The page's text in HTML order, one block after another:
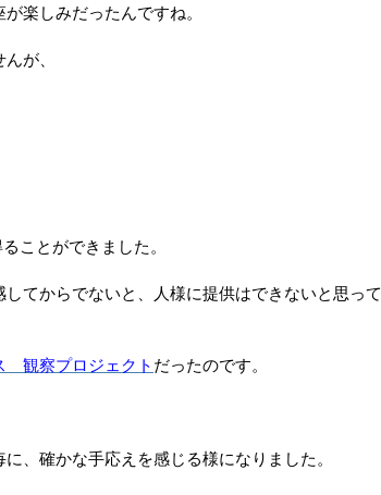
楽しみだったんですね。
が、
ことができました。
てからでないと、人様に提供はできないと思って
観察プロジェクト だったのです。
、確かな手応えを感じる様になりました。